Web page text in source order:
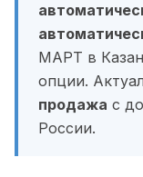
МАРТ в
опции.
продажа с
России.